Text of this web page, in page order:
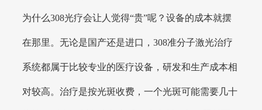
为什么308光疗会让人觉得“贵”呢？设备的成本就摆
在那里。无论是国产还是进口，308准分子激光治疗
系统都属于比较专业的医疗设备，研发和生产成本相
对较高。治疗是按光斑收费，一个光斑可能需要几十